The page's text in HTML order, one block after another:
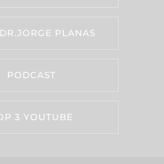
PLANAS
PODCAST
3 YOUTUBE